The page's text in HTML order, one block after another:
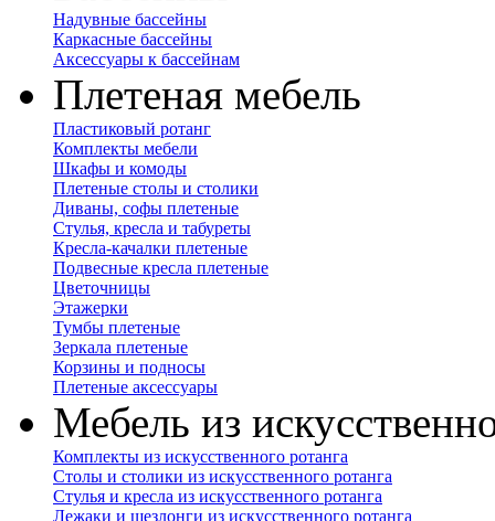
Надувные бассейны
Каркасные бассейны
Аксессуары к бассейнам
Плетеная мебель
Пластиковый ротанг
Комплекты мебели
Шкафы и комоды
Плетеные столы и столики
Диваны, софы плетеные
Стулья, кресла и табуреты
Кресла-качалки плетеные
Подвесные кресла плетеные
Цветочницы
Этажерки
Тумбы плетеные
Зеркала плетеные
Корзины и подносы
Плетеные аксессуары
Мебель из
Комплекты из искусственного ротанга
Столы и столики из искусственного ротанга
Стулья и кресла из искусственного ротанга
Лежаки и шезлонги из искусственного ротанга